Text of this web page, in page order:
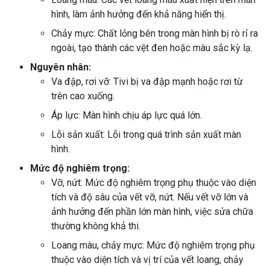
hình, làm ảnh hưởng đến khả năng hiển thị.
Chảy mực: Chất lỏng bên trong màn hình bị rò rỉ ra
ngoài, tạo thành các vệt đen hoặc màu sắc kỳ lạ.
Nguyên nhân:
Va đập, rơi vỡ: Tivi bị va đập mạnh hoặc rơi từ
trên cao xuống.
Áp lực: Màn hình chịu áp lực quá lớn.
Lỗi sản xuất: Lỗi trong quá trình sản xuất màn
hình.
Mức độ nghiêm trọng:
Vỡ, nứt: Mức độ nghiêm trọng phụ thuộc vào diện
tích và độ sâu của vết vỡ, nứt. Nếu vết vỡ lớn và
ảnh hưởng đến phần lớn màn hình, việc sửa chữa
thường không khả thi.
Loang màu, chảy mực: Mức độ nghiêm trọng phụ
thuộc vào diện tích và vị trí của vết loang, chảy